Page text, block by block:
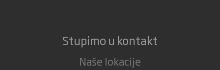
Stupimo u kontakt
Naše lokacije